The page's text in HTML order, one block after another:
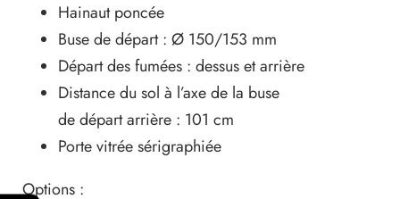
Hainaut poncée
Buse de départ : Ø 150/153 mm
Départ des fumées : dessus et arrière
Distance du sol à l’axe de la buse
de départ arrière : 101 cm
Porte vitrée sérigraphiée
Options :